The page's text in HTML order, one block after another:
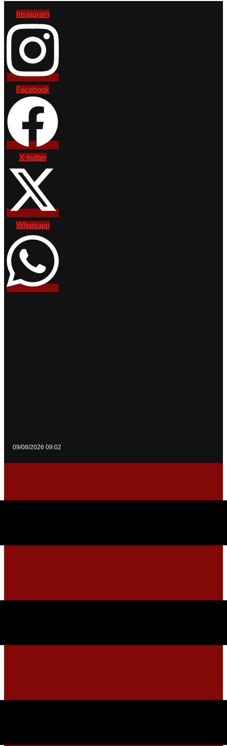
Instagram
Facebook
X-twitter
Whatsapp
09/08/2026 09:02